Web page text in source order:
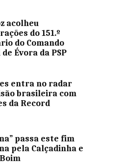
acolheu
do 151.º
do Comando
Évora da PSP
entra no radar
brasileira com
da Record
passa este fim
pela Calçadinha e